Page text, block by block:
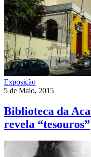
Exposição
5 de Maio, 2015
Biblioteca da
revela “tesouros”